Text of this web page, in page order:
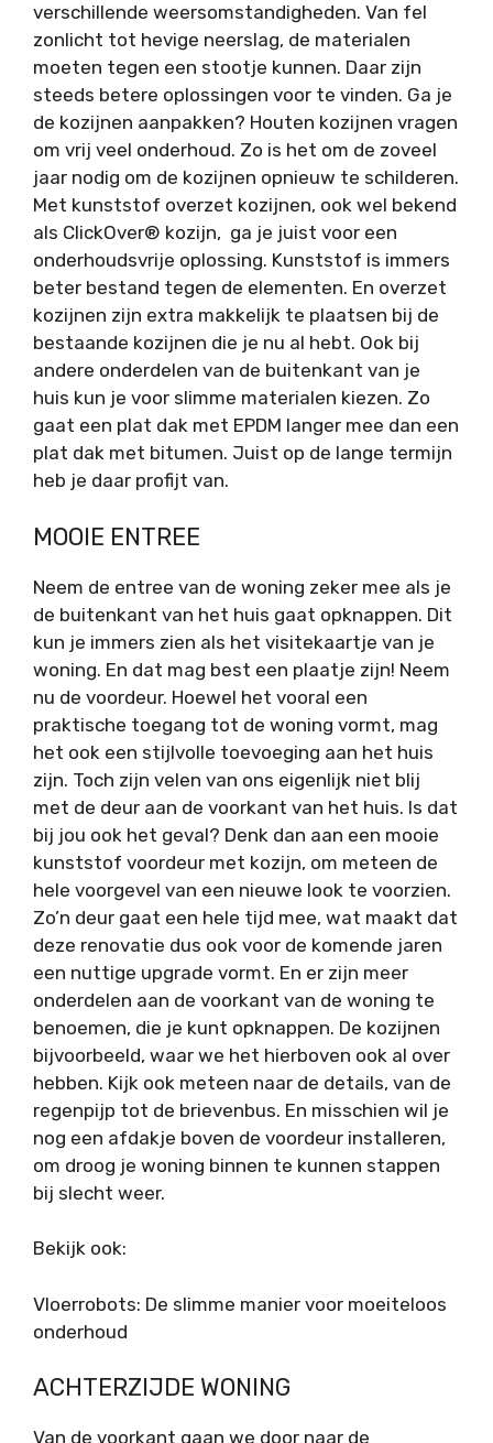
verschillende weersomstandigheden. Van fel
zonlicht tot hevige neerslag, de materialen
moeten tegen een stootje kunnen. Daar zijn
steeds betere oplossingen voor te vinden. Ga je
de kozijnen aanpakken? Houten kozijnen vragen
om vrij veel onderhoud. Zo is het om de zoveel
jaar nodig om de kozijnen opnieuw te schilderen.
Met kunststof overzet kozijnen, ook wel bekend
als ClickOver® kozijn, ga je juist voor een
onderhoudsvrije oplossing. Kunststof is immers
beter bestand tegen de elementen. En overzet
kozijnen zijn extra makkelijk te plaatsen bij de
bestaande kozijnen die je nu al hebt. Ook bij
andere onderdelen van de buitenkant van je
huis kun je voor slimme materialen kiezen. Zo
gaat een plat dak met EPDM langer mee dan een
plat dak met bitumen. Juist op de lange termijn
heb je daar profijt van.
MOOIE ENTREE
Neem de entree van de woning zeker mee als je
de buitenkant van het huis gaat opknappen. Dit
kun je immers zien als het visitekaartje van je
woning. En dat mag best een plaatje zijn! Neem
nu de voordeur. Hoewel het vooral een
praktische toegang tot de woning vormt, mag
het ook een stijlvolle toevoeging aan het huis
zijn. Toch zijn velen van ons eigenlijk niet blij
met de deur aan de voorkant van het huis. Is dat
bij jou ook het geval? Denk dan aan een mooie
kunststof voordeur met kozijn, om meteen de
hele voorgevel van een nieuwe look te voorzien.
Zo’n deur gaat een hele tijd mee, wat maakt dat
deze renovatie dus ook voor de komende jaren
een nuttige upgrade vormt. En er zijn meer
onderdelen aan de voorkant van de woning te
benoemen, die je kunt opknappen. De kozijnen
bijvoorbeeld, waar we het hierboven ook al over
hebben. Kijk ook meteen naar de details, van de
regenpijp tot de brievenbus. En misschien wil je
nog een afdakje boven de voordeur installeren,
om droog je woning binnen te kunnen stappen
bij slecht weer.
Bekijk ook:
Vloerrobots: De slimme manier voor moeiteloos
onderhoud
ACHTERZIJDE WONING
Van de voorkant gaan we door naar de